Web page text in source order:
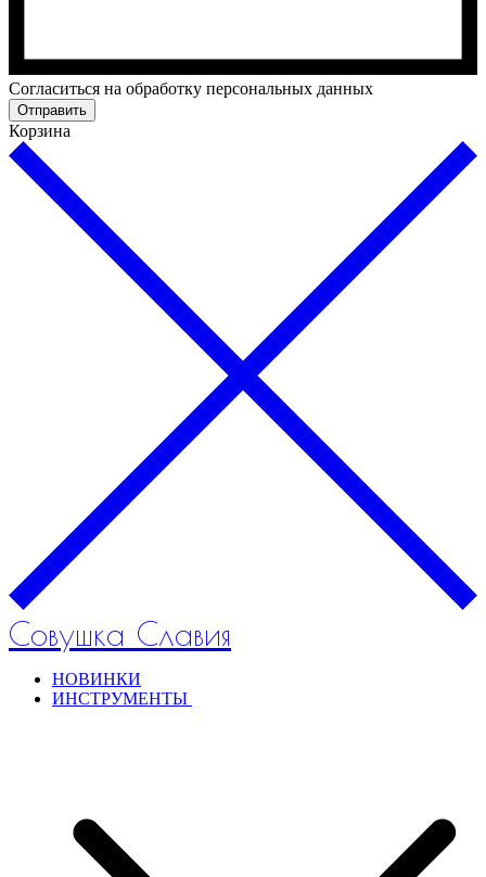
Cогласиться на обработку персональных данных
Отправить
Корзина
Совушка Славия
НОВИНКИ
ИНСТРУМЕНТЫ